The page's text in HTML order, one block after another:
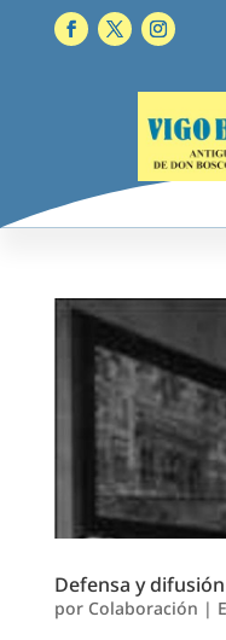
Defensa y
por Colaboración |